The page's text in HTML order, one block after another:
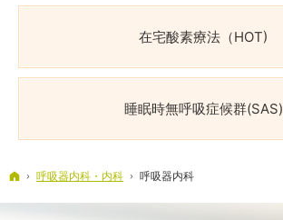
在宅酸素療法（HOT)
睡眠時無呼吸症候群(SAS)
ホーム
呼吸器内科・内科 呼吸器内科